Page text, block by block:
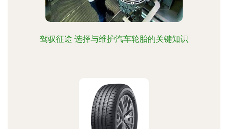
驾驭征途 选择与维护汽车轮胎的关键知识